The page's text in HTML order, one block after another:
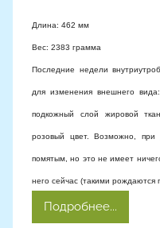
Длина: 462 мм
Вес: 2383 грамма
Последние недели
для изменения внешнего
подкожный слой жировой
розовый цвет. Возможно, при
помятым, но это не имеет
него сейчас (такими рождаются
Подробнее...